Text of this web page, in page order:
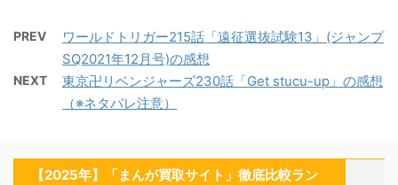
PREV
ワールドトリガー215話「遠征選抜試験13」(ジャンプ
SQ2021年12月号)の感想
NEXT
東京卍リベンジャーズ230話「Get stucu-up」の感想
（※ネタバレ注意）
【2025年】「まんが買取サイト」徹底比較ラン